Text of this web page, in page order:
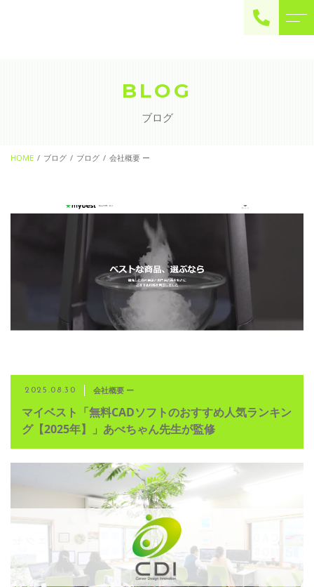
contact
BLOG
ブログ
HOME ブログ ブログ 会社概要 ー
2025.08.30 会社概要 ー
マイベスト「無料CADソフトのおすすめ人気ランキン
グ【2025年】」あべちゃん先生が監修